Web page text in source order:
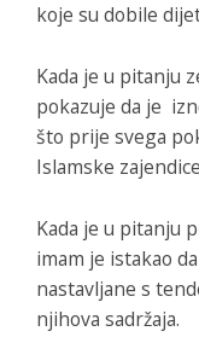
koje su dobile
Kada je u pitanju
pokazuje da je
što prije svega
Islamske
Kada je u pitanju
imam je istakao
nastavljane s
njihova sadržaja.